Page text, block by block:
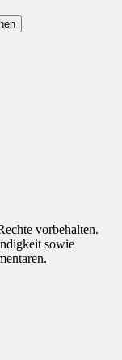
vorbehalten.
sowie